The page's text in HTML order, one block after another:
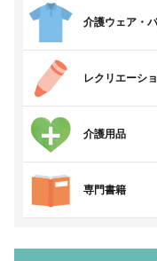
介護ウェア・
レクリエーシ
介護用品
専門書籍